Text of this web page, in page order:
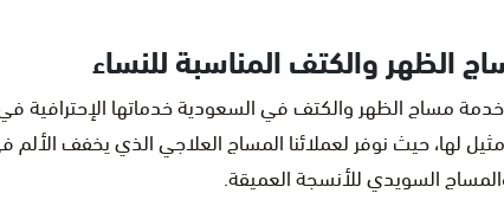
الظهر والكتف المناسبة للنساء
مساج الظهر والكتف في السعودية خدماتها الإحترافية
لها، حيث نوفر لعملائنا المساج العلاجي الذي يخفف
السويدي للأنسجة العميقة.